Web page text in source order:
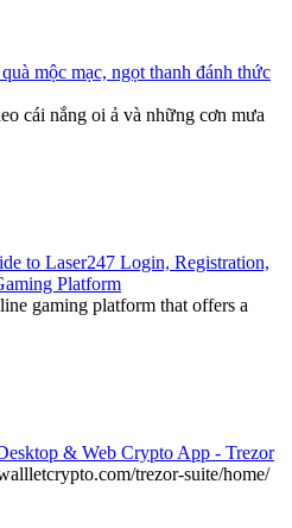
mộc mạc, ngọt thanh đánh thức
cái nắng oi ả và những cơn mưa
to Laser247 Login, Registration,
Platform
gaming platform that offers a
& Web Crypto App - Trezor
trezor-suite/home/